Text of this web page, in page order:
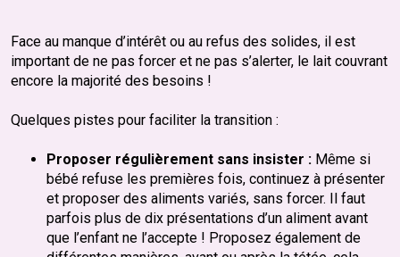
Face au manque d’intérêt ou au refus des solides, il est
important de ne pas forcer et ne pas s’alerter, le lait couvrant
encore la majorité des besoins !
Quelques pistes pour faciliter la transition :
Proposer régulièrement sans insister :Même si
bébé refuse les premières fois, continuez à présenter
et proposer des aliments variés, sans forcer. Il faut
parfois plus de dix présentations d’un aliment avant
que l’enfant ne l’accepte ! Proposez également de